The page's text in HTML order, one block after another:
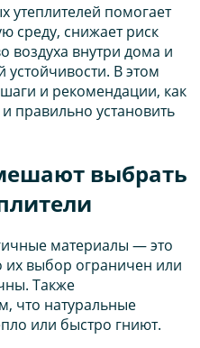
утеплителей помогает
среду, снижает риск
воздуха внутри дома и
устойчивости. В этом
и рекомендации, как
правильно установить
выбрать
материалы — это
их выбор ограничен или
Также
что натуральные
или быстро гниют.